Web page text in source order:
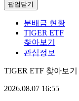
팝업닫기
분배금 현황
TIGER ETF
찾아보기
관심정보
TIGER ETF 찾아보기
2026.08.07 16:55